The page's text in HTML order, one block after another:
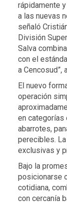
rápidamente
a las nuevas
señaló
División
Salva
con el
a Cencosud”,
El nuevo
operación
en categorías
abarrotes,
perecibles.
exclusivas y
Bajo la
posicionarse
cotidiana,
con cercanía